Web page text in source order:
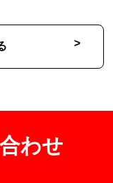
わせ